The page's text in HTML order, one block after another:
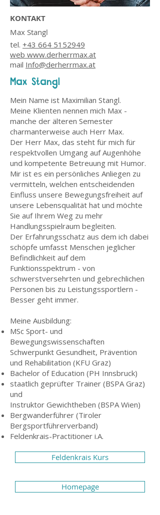
KONTAKT
Max Stangl
tel. +43 664 5152949
web www.derherrmax.at
mail Info@derherrmax.at
Max Stangl
Mein Name ist Maximilian Stangl.
Meine Klienten nennen mich Max -
manche der älteren Semester
charmanterweise auch Herr Max.
Der Herr Max, das steht für mich für
respektvollen Umgang auf Augenhöhe
und kompetente Betreuung mit Humor.
Mir ist es ein persönliches Anliegen zu
vermitteln, welchen entscheidenden
Einfluss unsere Bewegungsfreiheit auf
unsere Lebensqualität hat und möchte
Sie auf Ihrem Weg zu mehr
Handlungsspielraum begleiten.
Der Erfahrungsschatz aus dem ich dabei
schöpfe umfasst Menschen jeglicher
Befindlichkeit auf dem
Funktionsspektrum - von
schwerstversehrten und gebrechlichen
Personen bis zu Leistungssportlern -
Besser geht immer.
Meine Ausbildung:
MSc Sport- und
Bewegungswissenschaften
Schwerpunkt Gesundheit, Prävention
und Rehabilitation (KFU Graz)
Bachelor of Education (PH Innsbruck)
staatlich geprüfter Trainer (BSPA Graz)
und
Instruktor Gewichtheben (BSPA Wien)
Bergwanderführer (Tiroler
Bergsportführerverband)
Feldenkrais-Practitioner i.A.
Feldenkrais Kurs
Homepage